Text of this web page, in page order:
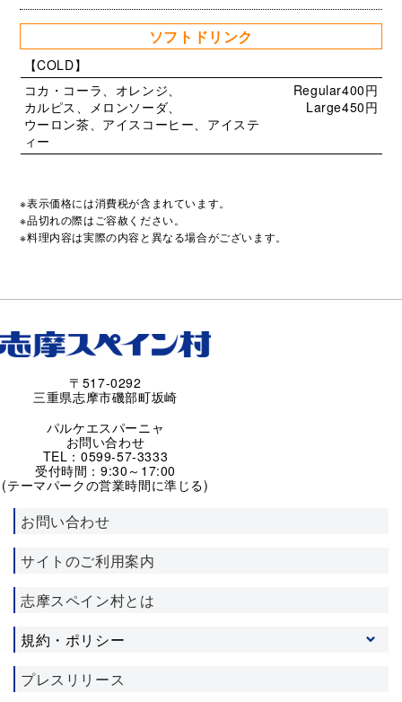
ソフトドリンク
【COLD】
コカ・コーラ、オレンジ、
カルピス、メロンソーダ、
ウーロン茶、アイスコーヒー、アイステ
ィー
Regular400円
Large450円
※表示価格には消費税が含まれています。
※品切れの際はご容赦ください。
※料理内容は実際の内容と異なる場合がございます。
〒517-0292
三重県志摩市磯部町坂崎
パルケエスパーニャ
お問い合わせ
TEL：0599-57-3333
受付時間：9:30～17:00
(テーマパークの営業時間に準じる)
お問い合わせ
サイトのご利用案内
志摩スペイン村とは
規約・ポリシー
プライバシーポリシー
プレスリリース